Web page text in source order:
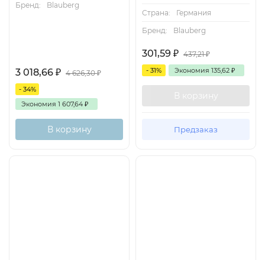
Бренд:
Blauberg
3 018,66 ₽ 4 626,30₽
- 34%
Экономия 1 607,64 ₽
В корзину
Страна:
Германия
Бренд:
Blauberg
301,59 ₽ 437,21₽
- 31% Экономия 135,62 ₽
В корзину
Предзаказ